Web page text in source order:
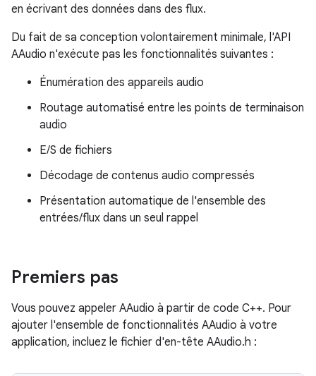
en écrivant des données dans des flux.
Du fait de sa conception volontairement minimale, l'API
AAudio n'exécute pas les fonctionnalités suivantes :
Énumération des appareils audio
Routage automatisé entre les points de terminaison
audio
E/S de fichiers
Décodage de contenus audio compressés
Présentation automatique de l'ensemble des
entrées/flux dans un seul rappel
Premiers pas
Vous pouvez appeler AAudio à partir de code C++. Pour
ajouter l'ensemble de fonctionnalités AAudio à votre
application, incluez le fichier d'en-tête AAudio.h :